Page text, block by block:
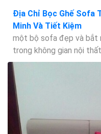
Địa Chỉ Bọc Ghế Sofa
Minh Và Tiết Kiệm
một bộ sofa đẹp và bắt
trong không gian nội thất